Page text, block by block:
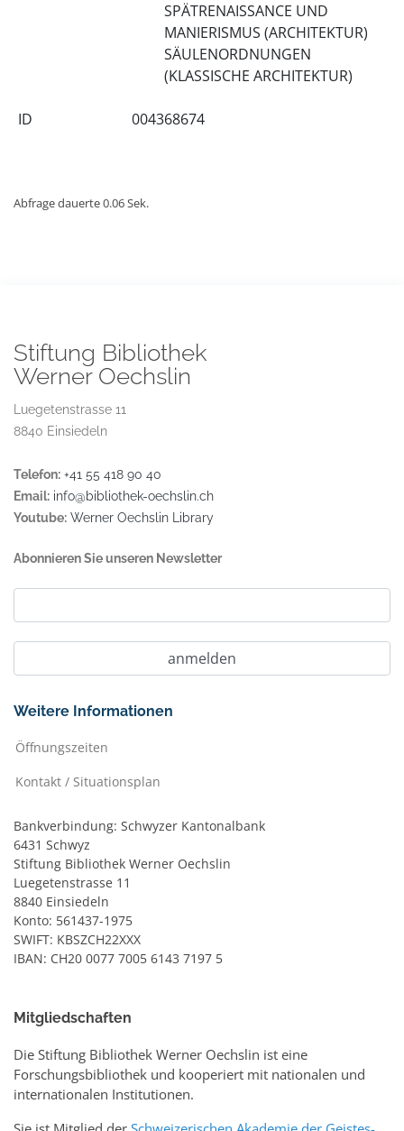
SPÄTRENAISSANCE UND
MANIERISMUS (ARCHITEKTUR)
SÄULENORDNUNGEN
(KLASSISCHE ARCHITEKTUR)
ID 004368674
Abfrage dauerte 0.06 Sek.
Stiftung Bibliothek
Werner Oechslin
Luegetenstrasse 11
8840 Einsiedeln
Telefon: +41 55 418 90 40
Email: info@bibliothek-oechslin.ch
Youtube: Werner Oechslin Library
Abonnieren Sie unseren Newsletter
Weitere Informationen
Öffnungszeiten
Kontakt / Situationsplan
Bankverbindung: Schwyzer Kantonalbank
6431 Schwyz
Stiftung Bibliothek Werner Oechslin
Luegetenstrasse 11
8840 Einsiedeln
Konto: 561437-1975
SWIFT: KBSZCH22XXX
IBAN: CH20 0077 7005 6143 7197 5
Mitgliedschaften
Die Stiftung Bibliothek Werner Oechslin ist eine
Forschungsbibliothek und kooperiert mit nationalen und
internationalen Institutionen.